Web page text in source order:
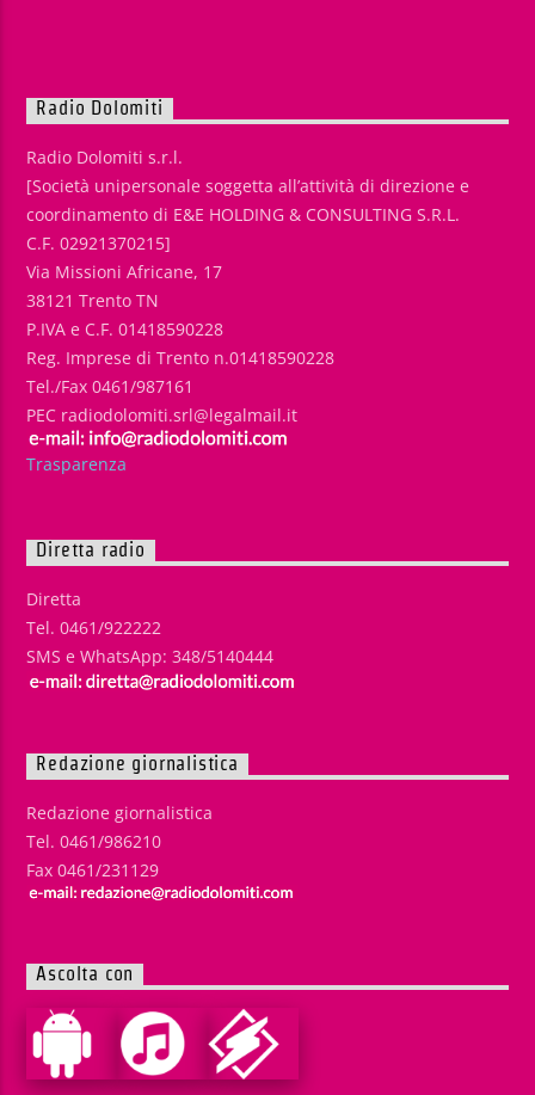
Radio Dolomiti
Radio Dolomiti s.r.l.
[Società unipersonale soggetta all’attività di direzione e
coordinamento di E&E HOLDING & CONSULTING S.R.L.
C.F. 02921370215]
Via Missioni Africane, 17
38121 Trento TN
P.IVA e C.F. 01418590228
Reg. Imprese di Trento n.01418590228
Tel./Fax 0461/987161
PEC radiodolomiti.srl@legalmail.it
Trasparenza
Diretta radio
Diretta
Tel. 0461/922222
SMS e WhatsApp: 348/5140444
Redazione giornalistica
Redazione giornalistica
Tel. 0461/986210
Fax 0461/231129
Ascolta con